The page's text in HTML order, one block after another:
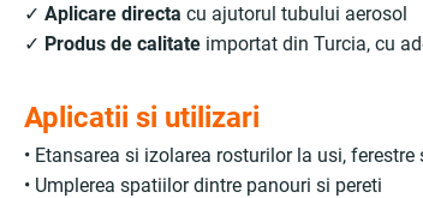
✓ Aplicare directa cu ajutorul tubului aerosol
✓ Produs de calitate importat din Turcia, cu
Aplicatii si utilizari
• Etansarea si izolarea rosturilor la usi, ferestre
• Umplerea spatiilor dintre panouri si pereti